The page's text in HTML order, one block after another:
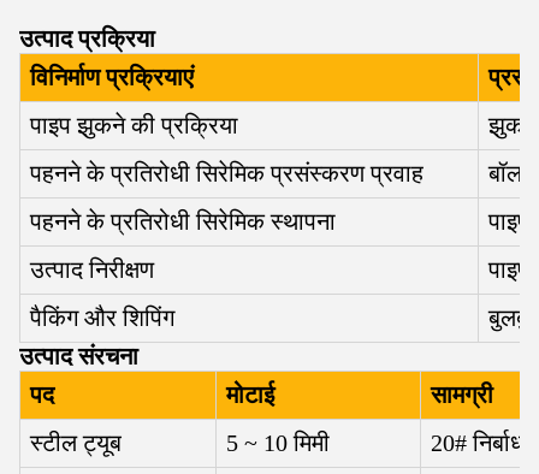
उत्पाद प्रक्रिया
विनिर्माण प्रक्रियाएं
पाइप झुकने की प्रक्रिया
पहनने के प्रतिरोधी सिरेमिक प्रसंस्करण प्रवाह
बॉल
पहनने के प्रतिरोधी सिरेमिक स्थापना
उत्पाद निरीक्षण
पाइप
पैकिंग और शिपिंग
उत्पाद संरचना
पद
मोटाई
सामग्री
स्टील ट्यूब
5 ~ 10 मिमी 20# निर्बाध